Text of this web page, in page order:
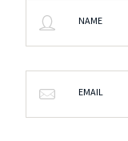
NAME
EMAIL